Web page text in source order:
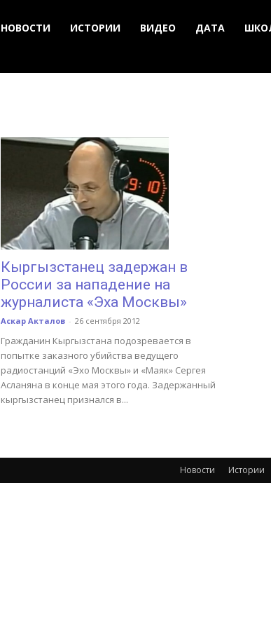
НОВОСТИ ИСТОРИИ ВИДЕО ДАТА
Кыргызстанец задержан в
России за нападение на
журналиста «Эха Москвы»
Аскар Акталов - 26 сентября 2012
Гражданин Кыргызстана подозревается в
попытке заказного убийства ведущего
радиостанций «Эхо Москвы» и «Маяк» Сергея
Асланяна в конце мая этого года. Задержанный
кыргызстанец признался в...
Новости Истории